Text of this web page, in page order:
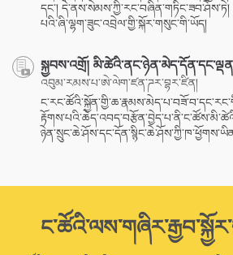
དང་།
པའི་ཞི་ལྷག་ཟུང་འབྲེལ་གྱི་སྐོར་གསུང་གི་ཡོད།
སྐྱབས་འགྲོ།
འབུམ་རམས་པ་ཨེ་ལེག་ཛན་ཌར་བྷར་ཛིན།